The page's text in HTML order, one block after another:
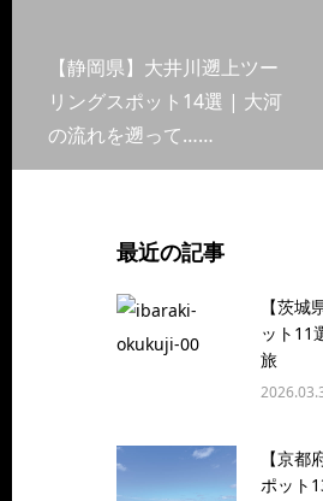
【静岡県】大井川遡上ツー
リングスポット14選 | 大河
の流れを遡って……
最近の記事
【茨
ット11
旅
【京都
ポット